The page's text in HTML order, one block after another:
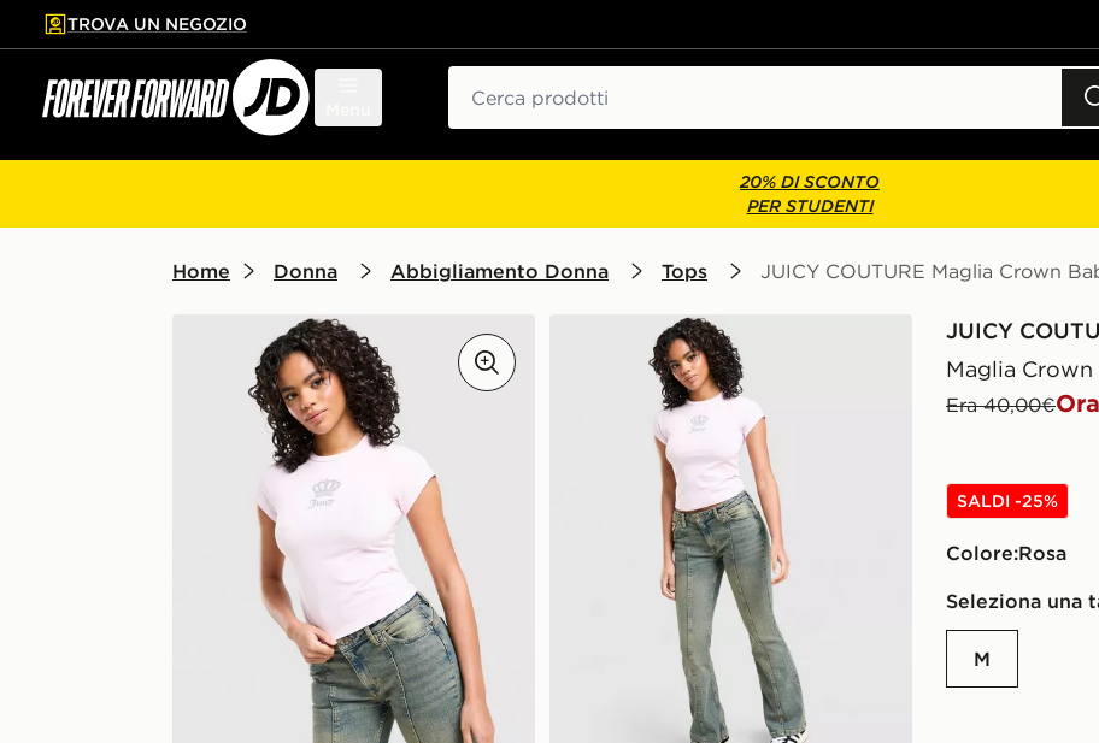
contenuto principale
a fondo pagina
TROVA UN NEGOZIO
20% DI SCONTO
PER STUDENTI
Home Donna Abbigliamento Donna Tops JUICY COUTURE Maglia Crown
JUICY
Maglia Crown
Era 40,00€
SALDI -25%
Colore: rosa
Seleziona una
M